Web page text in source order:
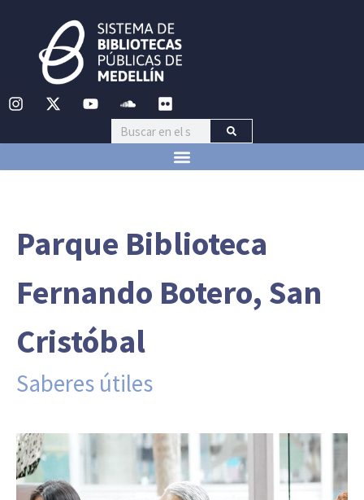
Parque Biblioteca
Fernando Botero, San
Cristóbal
Saberes útiles